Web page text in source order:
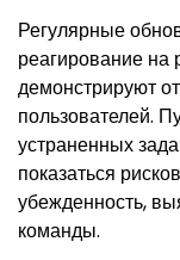
Регулярные
реагирование на
демонстрируют
пользователей.
устраненных
показаться
убежденность,
команды.